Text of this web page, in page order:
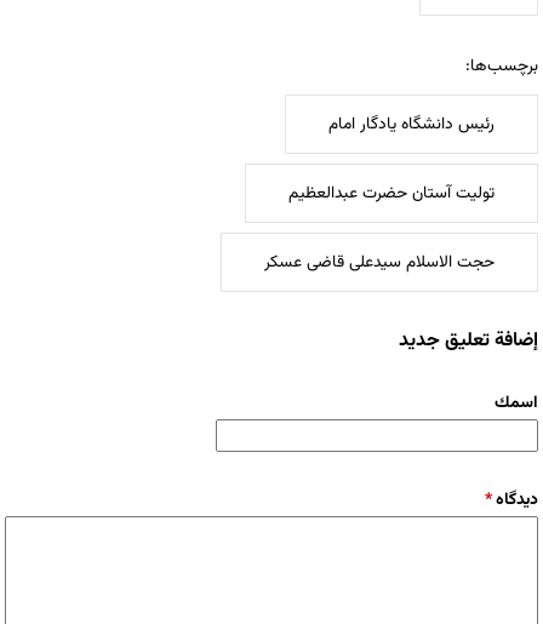
برچسب‌ها:
رئیس دانشگاه یادگار امام
تولیت آستان حضرت عبدالعظیم
حجت الاسلام سیدعلی قاضی عسکر
إضافة تعليق جديد
‏اسمك ‏
‏دیدگاه ‏*